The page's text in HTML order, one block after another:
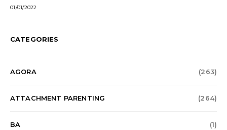
01/01/2022
CATEGORIES
AGORA (263)
ATTACHMENT PARENTING (264)
BA (1)